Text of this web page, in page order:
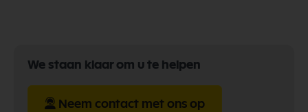
We staan klaar om u te helpen
Neem contact met ons op